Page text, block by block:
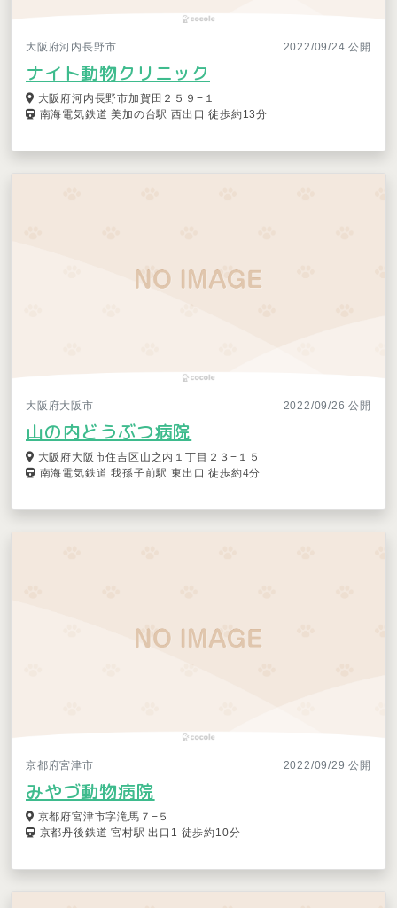
大阪府河内長野市 2022/09/24 公開
ナイト動物クリニック
大阪府河内長野市加賀田２５９−１
南海電気鉄道 美加の台駅 西出口 徒歩約13分
大阪府大阪市 2022/09/26 公開
山の内どうぶつ病院
大阪府大阪市住吉区山之内１丁目２３−１５
南海電気鉄道 我孫子前駅 東出口 徒歩約4分
京都府宮津市 2022/09/29 公開
みやづ動物病院
京都府宮津市字滝馬７−５
京都丹後鉄道 宮村駅 出口1 徒歩約10分